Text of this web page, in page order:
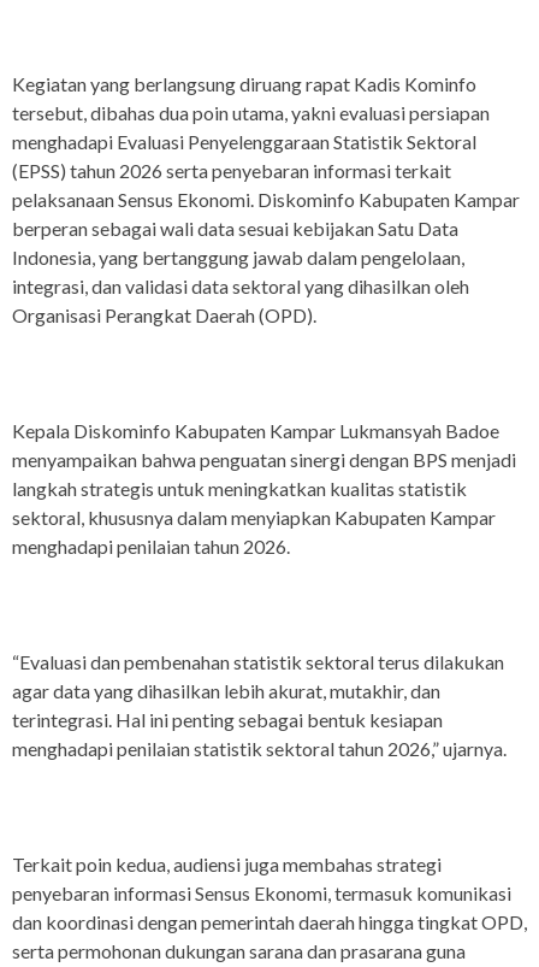
Kegiatan yang berlangsung diruang rapat Kadis Kominfo
tersebut, dibahas dua poin utama, yakni evaluasi persiapan
menghadapi Evaluasi Penyelenggaraan Statistik Sektoral
(EPSS) tahun 2026 serta penyebaran informasi terkait
pelaksanaan Sensus Ekonomi. Diskominfo Kabupaten Kampar
berperan sebagai wali data sesuai kebijakan Satu Data
Indonesia, yang bertanggung jawab dalam pengelolaan,
integrasi, dan validasi data sektoral yang dihasilkan oleh
Organisasi Perangkat Daerah (OPD).
Kepala Diskominfo Kabupaten Kampar Lukmansyah Badoe
menyampaikan bahwa penguatan sinergi dengan BPS menjadi
langkah strategis untuk meningkatkan kualitas statistik
sektoral, khususnya dalam menyiapkan Kabupaten Kampar
menghadapi penilaian tahun 2026.
“Evaluasi dan pembenahan statistik sektoral terus dilakukan
agar data yang dihasilkan lebih akurat, mutakhir, dan
terintegrasi. Hal ini penting sebagai bentuk kesiapan
menghadapi penilaian statistik sektoral tahun 2026,” ujarnya.
Terkait poin kedua, audiensi juga membahas strategi
penyebaran informasi Sensus Ekonomi, termasuk komunikasi
dan koordinasi dengan pemerintah daerah hingga tingkat OPD,
serta permohonan dukungan sarana dan prasarana guna